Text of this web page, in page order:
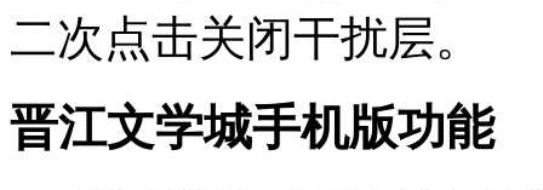
二次点击关闭干扰层。
晋江文学城手机版功能